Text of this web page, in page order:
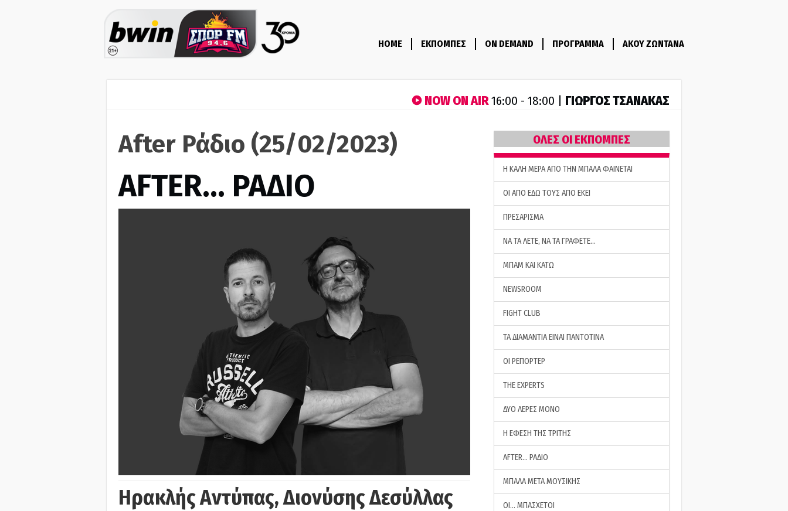
HOME ΕΚΠΟΜΠΕΣ ON DEMAND ΠΡΟΓΡΑΜΜΑ ΑΚΟΥ ΖΩΝΤΑΝΑ
NOW ON AIR16:00 - 18:00 | ΓΙΩΡΓΟΣ ΤΣΑΝΑΚΑΣ
After Ράδιο (25/02/2023)
AFTER… ΡΑΔΙΟ
Ηρακλής Αντύπας, Διονύσης Δεσύλλας
ΟΛΕΣ ΟΙ ΕΚΠΟΜΠΕΣ
H ΚΑΛΗ ΜΕΡΑ ΑΠΟ ΤΗΝ ΜΠΑΛΑ ΦΑΙΝΕΤΑΙ
ΟΙ ΑΠΟ ΕΔΩ ΤΟΥΣ ΑΠΟ ΕΚΕΙ
ΠΡΕΣΑΡΙΣΜΑ
ΝΑ ΤΑ ΛΕΤΕ, ΝΑ ΤΑ ΓΡΑΦΕΤΕ…
ΜΠΑΜ ΚΑΙ ΚΑΤΩ
NEWSROOM
FIGHT CLUB
ΤΑ ΔΙΑΜΑΝΤΙΑ ΕΙΝΑΙ ΠΑΝΤΟΤΙΝΑ
ΟΙ ΡΕΠΟΡΤΕΡ
THE EXPERTS
ΔΥΟ ΛΕΡΕΣ ΜΟΝΟ
Η ΕΦΕΣΗ ΤΗΣ ΤΡΙΤΗΣ
AFTER… ΡΑΔΙΟ
ΜΠΑΛΑ ΜΕΤΑ ΜΟΥΣΙΚΗΣ
ΟΙ… ΜΠΑΣΧΕΤΟΙ